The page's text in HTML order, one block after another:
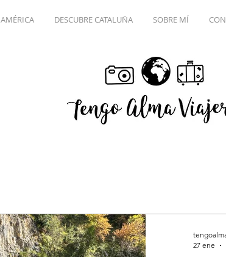
AMÉRICA DESCUBRE CATALUÑA SOBRE MÍ
27 ene